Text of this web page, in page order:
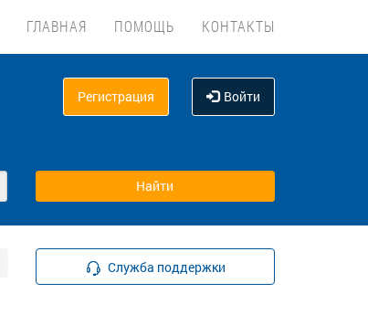
ГЛАВНАЯ ПОМОЩЬ КОНТАКТЫ
Регистрация Войти
Служба поддержки